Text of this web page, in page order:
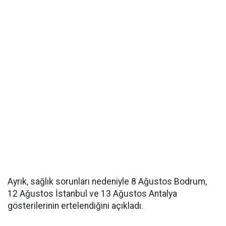
Ayrık, sağlık sorunları nedeniyle 8 Ağustos Bodrum,
12 Ağustos İstanbul ve 13 Ağustos Antalya
gösterilerinin ertelendiğini açıkladı.